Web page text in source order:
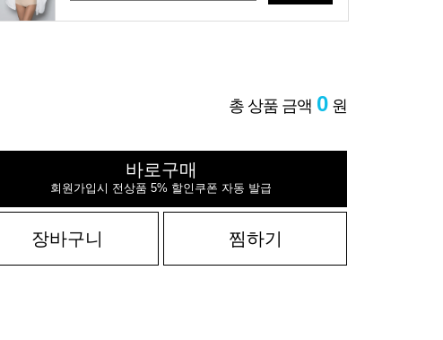
총 상품 금액 0 원
바로구매
회원가입시 전상품 5% 할인쿠폰 자동 발급
장바구니 찜하기